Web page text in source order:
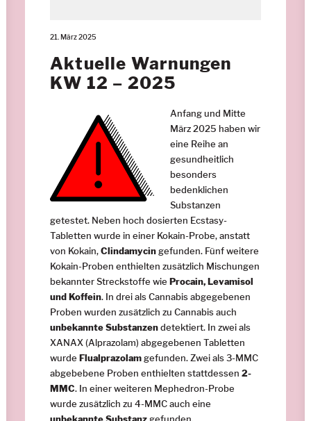
21. März 2025
Aktuelle Warnungen
KW 12 – 2025
Anfang und Mitte
März 2025 haben wir
eine Reihe an
gesundheitlich
besonders
bedenklichen
Substanzen
getestet. Neben hoch dosierten Ecstasy-
Tabletten wurde in einer Kokain-Probe, anstatt
von Kokain,Clindamycingefunden. Fünf weitere
Kokain-Proben enthielten zusätzlich Mischungen
bekannter Streckstoffe wie Procain, Levamisol
und Koffein. In drei als Cannabis abgegebenen
Proben wurden zusätzlich zu Cannabis auch
unbekannte Substanzendetektiert. In zwei als
XANAX (Alprazolam) abgegebenen Tabletten
wurde Flualprazolamgefunden. Zwei als 3-MMC
abgebebene Proben enthielten stattdessen 2-
MMC. In einer weiteren Mephedron-Probe
wurde zusätzlich zu 4-MMC auch eine